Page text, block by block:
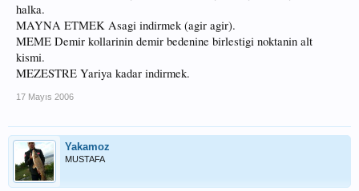
halka.
MAYNA ETMEK Asagi indirmek (agir agir).
MEME Demir kollarinin demir bedenine birlestigi noktanin alt
kismi.
MEZESTRE Yariya kadar indirmek.
17 Mayıs 2006
Yakamoz
MUSTAFA